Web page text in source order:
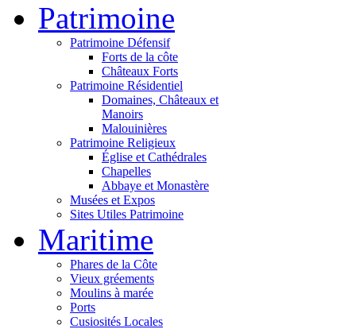
Patrimoine
Patrimoine Défensif
Forts de la côte
Châteaux Forts
Patrimoine Résidentiel
Domaines, Châteaux et
Manoirs
Malouinières
Patrimoine Religieux
Église et Cathédrales
Chapelles
Abbaye et Monastère
Musées et Expos
Sites Utiles Patrimoine
Maritime
Phares de la Côte
Vieux gréements
Moulins à marée
Ports
Cusiosités Locales